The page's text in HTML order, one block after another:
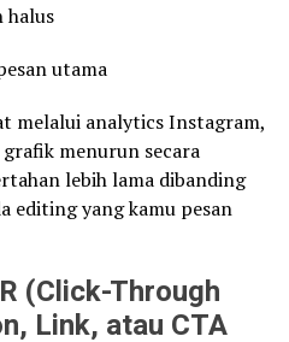
halus
utama
melalui analytics Instagram,
menurun secara
lebih lama dibanding
editing yang kamu pesan
(Click-Through
Link, atau CTA